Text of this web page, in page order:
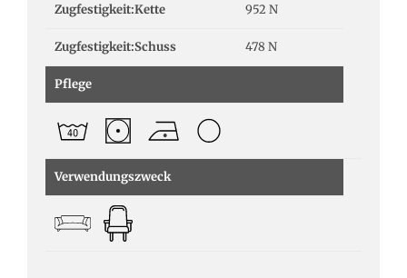
Zugfestigkeit:Kette 952 N
Zugfestigkeit:Schuss 478 N
Pflege
Verwendungszweck